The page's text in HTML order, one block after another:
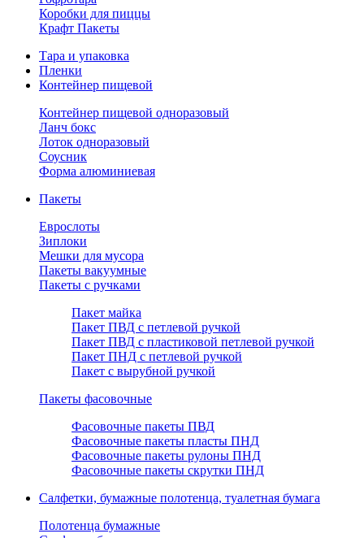
Коробки для пиццы
Крафт Пакеты
Тара и упаковка
Пленки
Контейнер пищевой
Контейнер пищевой одноразовый
Ланч бокс
Лоток одноразовый
Соусник
Форма алюминиевая
Пакеты
Еврослоты
Зиплоки
Мешки для мусора
Пакеты вакуумные
Пакеты с ручками
Пакет майка
Пакет ПВД с петлевой ручкой
Пакет ПВД с пластиковой петлевой ручкой
Пакет ПНД с петлевой ручкой
Пакет с вырубной ручкой
Пакеты фасовочные
Фасовочные пакеты ПВД
Фасовочные пакеты пласты ПНД
Фасовочные пакеты рулоны ПНД
Фасовочные пакеты скрутки ПНД
Салфетки, бумажные полотенца, туалетная бумага
Полотенца бумажные